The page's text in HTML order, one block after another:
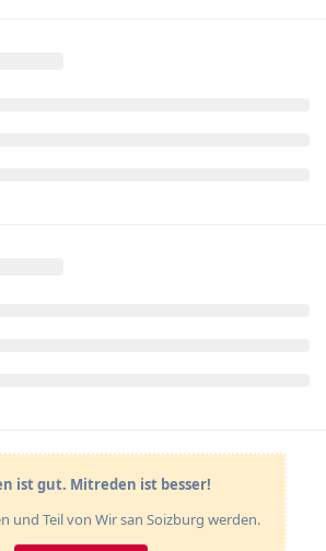
ist gut. Mitreden ist besser!
und Teil von Wir san Soizburg werden.